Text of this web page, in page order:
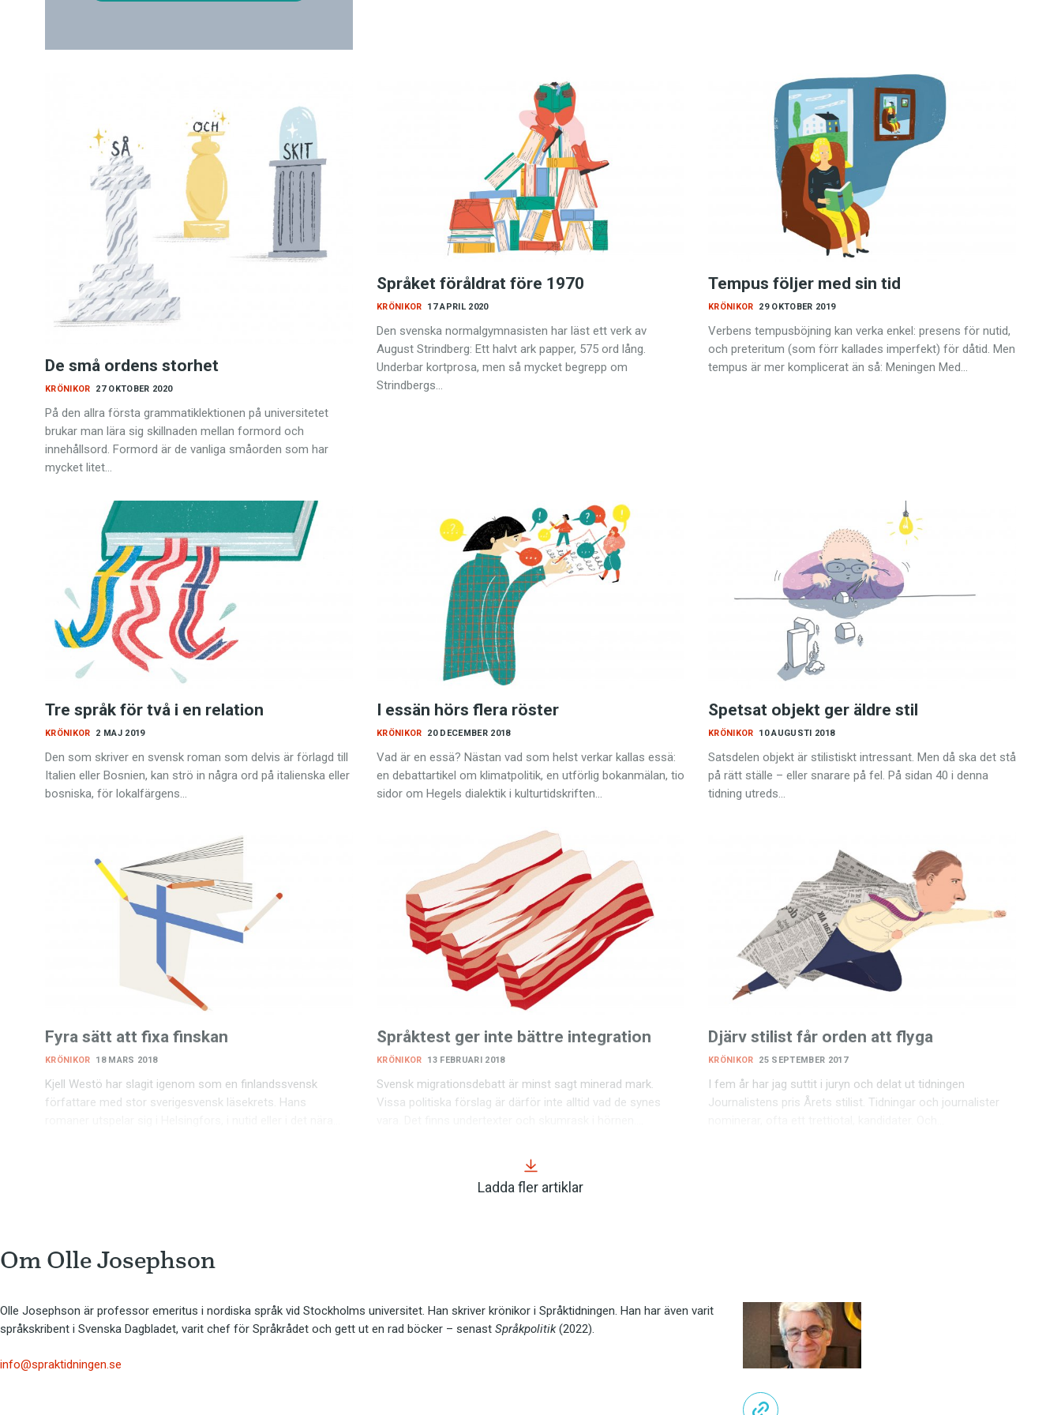
De små ordens storhet
27 OKTOBER 2020
KRÖNIKOR
På den allra första grammatiklektionen på universitetet
brukar man lära sig skillnaden mellan formord och
innehållsord. Formord är de vanliga småorden som har
mycket litet…
Språket föråldrat före 1970
17 APRIL 2020
KRÖNIKOR
Den svenska normalgymnasisten har läst ett verk av
August Strindberg: Ett halvt ark papper, 575 ord lång.
Underbar kortprosa, men så mycket begrepp om
Strindbergs…
Tempus följer med sin tid
29 OKTOBER 2019
KRÖNIKOR
Verbens tempusböjning kan verka enkel: presens för nutid,
och preteritum (som förr kallades imperfekt) för dåtid. Men
tempus är mer komplicerat än så: Meningen Med…
Tre språk för två i en relation
2 MAJ 2019
KRÖNIKOR
Den som skriver en svensk roman som delvis är förlagd till
Italien eller Bosnien, kan strö in några ord på italienska eller
bosniska, för lokalfärgens…
I essän hörs flera röster
20 DECEMBER 2018
KRÖNIKOR
Vad är en essä? Nästan vad som helst verkar kallas essä:
en debattartikel om klimatpolitik, en utförlig bokanmälan, tio
sidor om Hegels dialektik i kulturtidskriften…
Spetsat objekt ger äldre stil
10 AUGUSTI 2018
KRÖNIKOR
Satsdelen objekt är stilistiskt intressant. Men då ska det stå
på rätt ställe – eller snarare på fel. På sidan 40 i denna
tidning utreds…
Fyra sätt att fixa finskan
18 MARS 2018
KRÖNIKOR
Kjell Westö har slagit igenom som en finlandssvensk
författare med stor sverigesvensk läsekrets. Hans
Språktest ger inte bättre integration
13 FEBRUARI 2018
KRÖNIKOR
Svensk migrationsdebatt är minst sagt minerad mark.
Vissa politiska förslag är därför inte alltid vad de synes
Djärv stilist får orden att flyga
25 SEPTEMBER 2017
KRÖNIKOR
I fem år har jag suttit i juryn och delat ut tidningen
Journalistens pris Årets stilist. Tidningar och journalister
Ladda fler artiklar
Om Olle Josephson
Olle Josephson är professor emeritus i nordiska språk vid Stockholms universitet. Han skriver krönikor i Språktidningen. Han har även varit
språkskribent i Svenska Dagbladet, varit chef för Språkrådet och gett ut en rad böcker – senast Språkpolitik(2022).
info@spraktidningen.se